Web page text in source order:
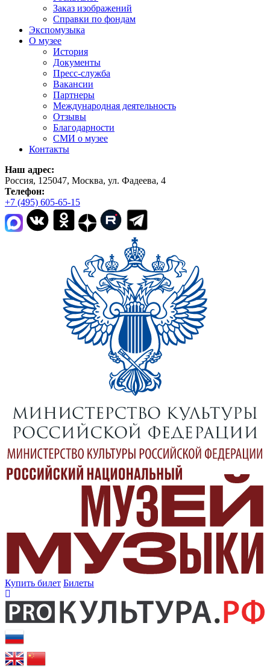
Заказ изображений
Справки по фондам
Экспомузыка
О музее
История
Документы
Пресс-служба
Вакансии
Партнеры
Международная деятельность
Отзывы
Благодарности
СМИ о музее
Контакты
Наш адрес:
Россия, 125047, Москва, ул. Фадеева, 4
Телефон:
+7 (495) 605-65-15
Купить билет Билеты